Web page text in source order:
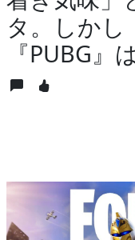
タ。しかし
『PUBG』